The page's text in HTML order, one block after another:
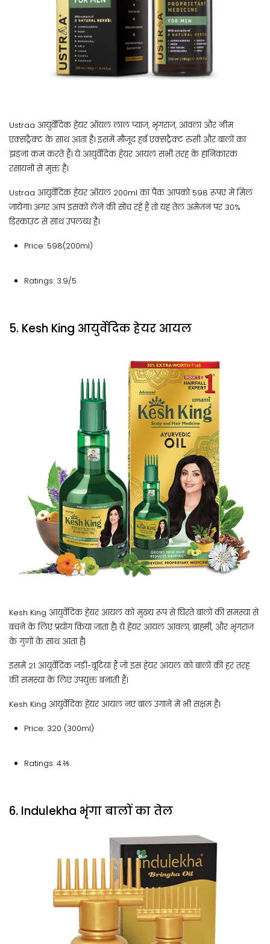
Ustraa आयुर्वेदिक हेयर ऑयल लाल प्याज, भृंगराज, आंवला और नीम
एक्सट्रैक्ट के साथ आता है। इसमें मौजूद हर्ब एक्सट्रैक्ट रुसी और बालों का
झड़ना कम करते हैं। ये आयुर्वेदिक हेयर आयल सभी तरह के हानिकारक
रसायनों से मुक्त है।
Ustraa आयुर्वेदिक हेयर ऑयल 200ml का पैक आपको 598 रूपए में मिल
जायेगा। अगर आप इसको लेने की सोच रहे हैं तो यह तेल अमेज़न पर 30%
डिस्काउंट से साथ उपलब्ध है।
Price: 598(200ml)
Ratings: 3.9/5
5. Kesh King आयुर्वेदिक हेयर आयल
Kesh King आयुर्वेदिक हेयर आयल को मुख्य रूप से घिरते बालों की समस्या से
बचने के लिए प्रयोग किया जाता है| ये हेयर आयल आंवला, ब्राह्मी, और भृंगराज
के गुणों के साथ आता है|
इसमें 21 आयुर्वेदिक जड़ी-बूटियां हैं जो इस हेयर आयल को बालों की हर तरह
की समस्या के लिए उपयुक्त बनाती हैं।
Kesh King आयुर्वेदिक हेयर आयल नए बाल उगाने में भी सक्षम है।
Price: 320 (300ml)
Ratings: 4.⅖
6. Indulekha भृंगा बालों का तेल